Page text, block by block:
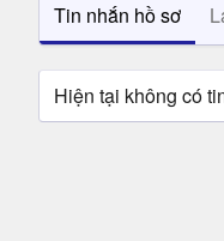
Tin nhắn hồ sơ
Hiện tại không có